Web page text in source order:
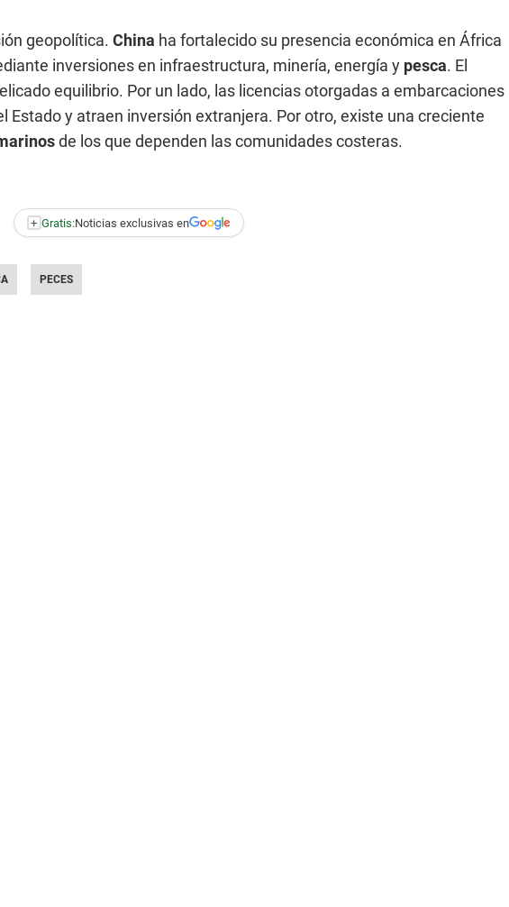
geopolítica. China ha fortalecido su presencia económica en África
inversiones en infraestructura, minería, energía y pesca. El
equilibrio. Por un lado, las licencias otorgadas a embarcaciones
Estado y atraen inversión extranjera. Por otro, existe una creciente
de los que dependen las comunidades costeras.
+ Gratis:Noticias exclusivas en
PECES